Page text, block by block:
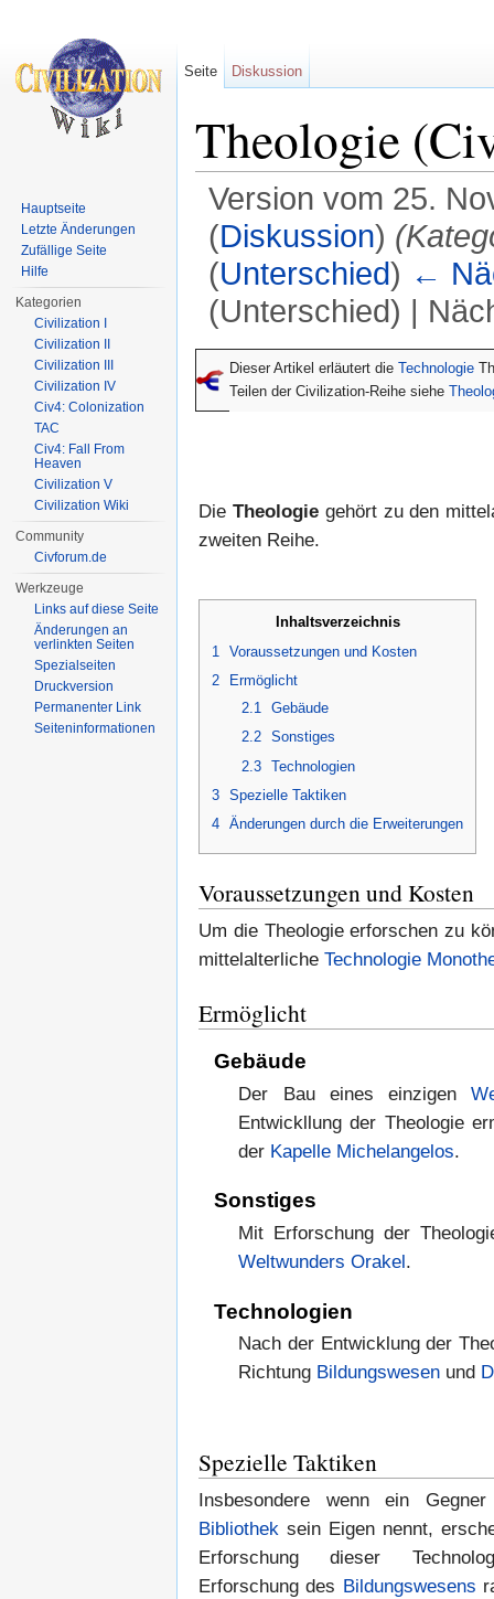
Theologie
Version vom 25.
(Diskussion)
(Unterschied) ←
(Unterschied) |
Dieser Artikel erläutert die Technologie
Teilen der Civilization-Reihe siehe
Die Theologiegehört zu den
zweiten Reihe.
Inhaltsverzeichnis
1
Voraussetzungen und Kosten
2
Ermöglicht
2.1
Gebäude
2.2
Sonstiges
2.3
Technologien
3 Spezielle Taktiken
4 Änderungen durch die Erweiterungen
Voraussetzungen und Kosten
Um die Theologie erforschen zu
mittelalterliche Technologie
Ermöglicht
Gebäude
Der Bau eines einzigen
Entwickllung der Theologie
der Kapelle Michelangelos.
Sonstiges
Mit Erforschung der
Weltwunders Orakel .
Technologien
Nach der Entwicklung der
Richtung Bildungswesen und
Spezielle Taktiken
Insbesondere wenn ein
Bibliothek sein Eigen nennt,
Erforschung dieser
Erforschung des Bildungswesens
Seite Diskussion
Hauptseite
Letzte Änderungen
Zufällige Seite
Hilfe
Kategorien
Civilization I
Civilization II
Civilization III
Civilization IV
Civ4: Colonization
TAC
Civ4: Fall From
Heaven
Civilization V
Civilization Wiki
Community
Civforum.de
Werkzeuge
Links auf diese Seite
Änderungen an
verlinkten Seiten
Spezialseiten
Druckversion
Permanenter Link
Seiten­informationen